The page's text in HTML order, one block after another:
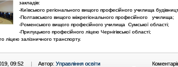
закладів:
-Київського регіонального вищого професійного училища
-Полтавського вищого міжрегіонального професійного училища;
-Роменського вищого професійного училища Сумської області;
-Прилуцького професійного ліцею Чернігівської області;
ліцею залізничного транспорту.
09:52 | Автор: Управління освіти